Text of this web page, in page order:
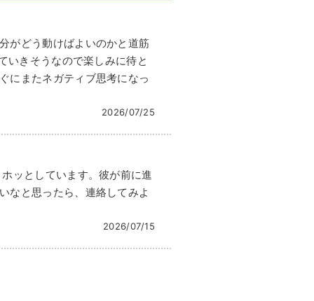
がどう動けばよいのかと道筋
いきそうなので楽しみに待と
にまたネガティブ思考になっ
2026/07/25
ッとしています。彼が前に進
なと思ったら、連絡してみよ
2026/07/15